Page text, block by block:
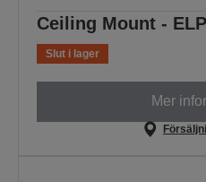
Ceiling Mount -
Slut i lager
Mer